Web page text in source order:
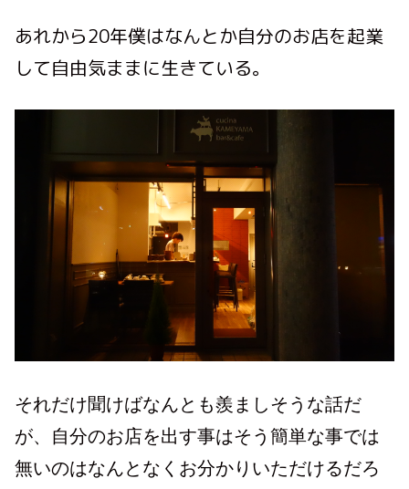
あれから20年僕はなんとか自分のお店を起業
して自由気ままに生きている。
それだけ聞けばなんとも羨ましそうな話だ
が、自分のお店を出す事はそう簡単な事では
無いのはなんとなくお分かりいただけるだろ